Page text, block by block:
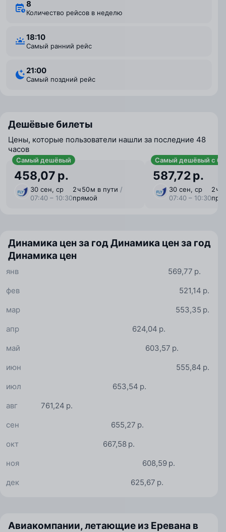
8
Количество рейсов в неделю
18:10
Самый ранний рейс
21:00
Самый поздний рейс
Дешёвые билеты
Цены, которые пользователи нашли за последние 48
часов
Самый дешёвый
458,07 р.
30 сен, ср
07:40 – 10:30
2 ⁠ч 50 ⁠м в пути /
прямой
Самый дешёвый с
587,72 р.
30 сен, ср
07:40 – 10:30
2 ⁠ч
Динамика цен за годДинамика цен за год
Динамика цен
569,77 р.
янв
521,14 р.
фев
553,35 р.
мар
624,04 р.
апр
603,57 р.
май
555,84 р.
июн
653,54 р.
июл
761,24 р.
авг
655,27 р.
сен
667,58 р.
окт
608,59 р.
ноя
625,67 р.
дек
Авиакомпании, летающие из Еревана в